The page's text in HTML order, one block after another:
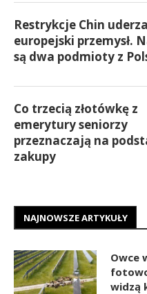
Restrykcje Chin
europejski przemysł.
są dwa podmioty z
Co trzecią złotówkę z
emerytury seniorzy
przeznaczają na
zakupy
NAJNOWSZE ARTYKUŁY
Owce
widzą